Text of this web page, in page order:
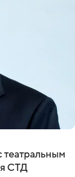
театральным
СТД